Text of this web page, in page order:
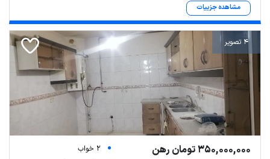
مشاهده جزییات
4 تصویر
350,000,000 تومان رهن
2 خواب